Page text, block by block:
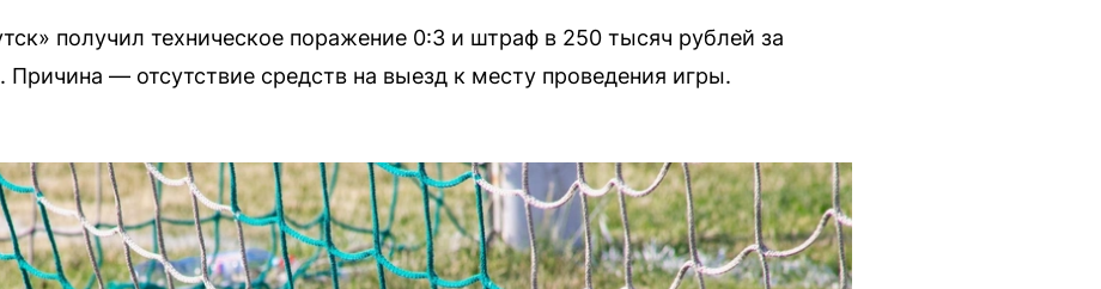
получил техническое поражение 0:3 и штраф в 250 тысяч рублей за
Причина — отсутствие средств на выезд к месту проведения игры.